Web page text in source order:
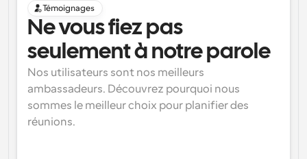
Témoignages
Ne vous fiez pas
seulement à notre parole
Nos utilisateurs sont nos meilleurs
ambassadeurs. Découvrez pourquoi nous
sommes le meilleur choix pour planifier des
réunions.